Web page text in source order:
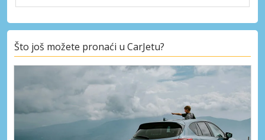
Što još možete pronaći u CarJetu?